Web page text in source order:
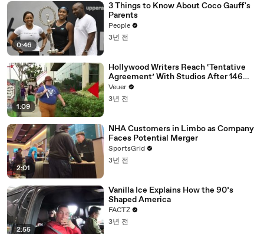
0:46
3 Things to Know About Coco Gauff's
Parents
People
3년 전
1:09
Hollywood Writers Reach ‘Tentative
Agreement’ With Studios After 146
Day Strike
Veuer
3년 전
2:01
NHA Customers in Limbo as Company
Faces Potential Merger
SportsGrid
3년 전
2:55
Vanilla Ice Explains How the 90’s
Shaped America
FACTZ
3년 전